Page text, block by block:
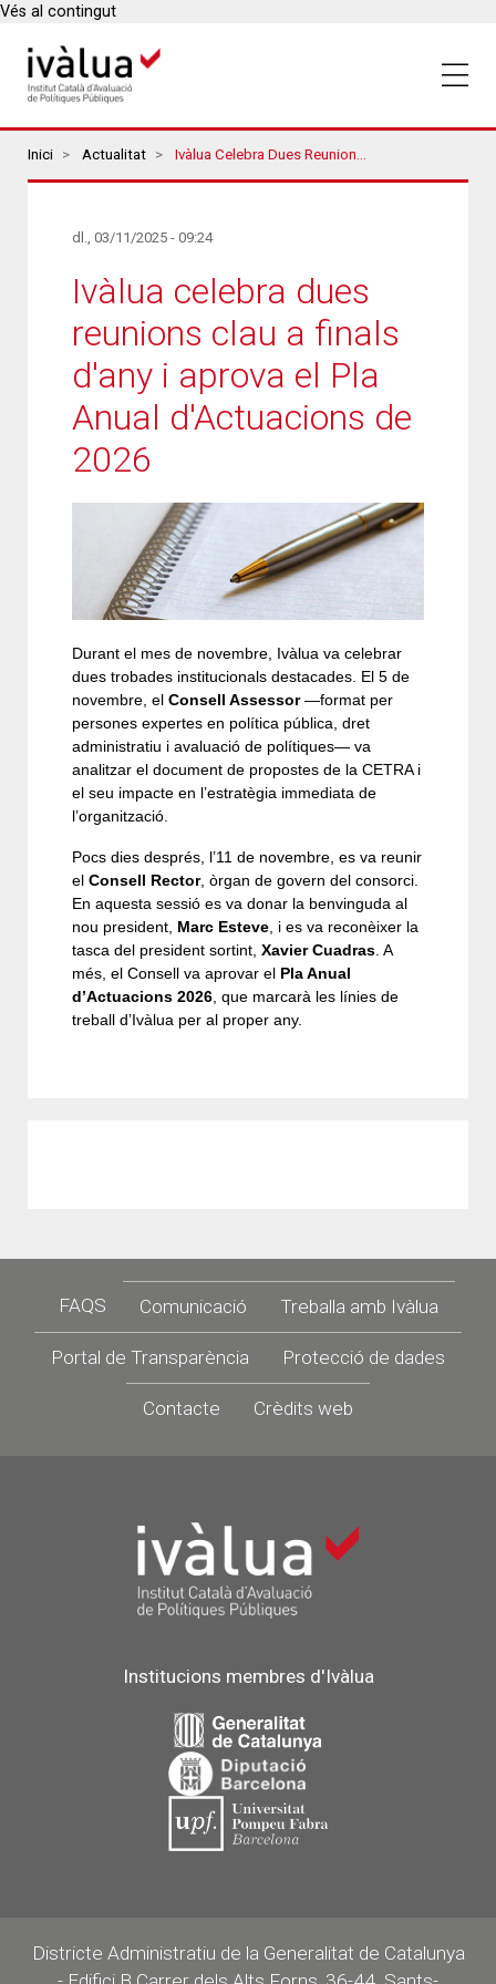
Vés al contingut
Breadcrumbs
Inici Actualitat Ivàlua Celebra Dues Reunions Clau A Finals D'any I Aprova El Pla Anual D'Actuacions De 2026
dl., 03/11/2025 - 09:24
Ivàlua celebra dues
reunions clau a finals
d'any i aprova el Pla
Anual d'Actuacions de
2026
Durant el mes de novembre, Ivàlua va celebrar
dues trobades institucionals destacades. El 5 de
novembre, el Consell Assessor—format per
persones expertes en política pública, dret
administratiu i avaluació de polítiques— va
analitzar el document de propostes de la CETRA i
el seu impacte en l’estratègia immediata de
l’organització.
Pocs dies després, l’11 de novembre, es va reunir
el Consell Rector, òrgan de govern del consorci.
En aquesta sessió es va donar la benvinguda al
nou president, Marc Esteve , i es va reconèixer la
tasca del president sortint, Xavier Cuadras . A
més, el Consell va aprovar el Pla Anual
d’Actuacions 2026 , que marcarà les línies de
treball d’Ivàlua per al proper any.
Footer
FAQS Comunicació Treballa amb Ivàlua
Portal de Transparència Protecció de dades
Contacte Crèdits web
Institucions membres d'Ivàlua
Districte Administratiu de la Generalitat de Catalunya